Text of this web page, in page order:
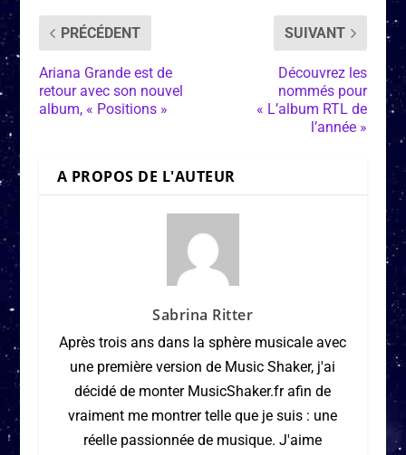
PRÉCÉDENT
Ariana Grande est de
retour avec son nouvel
album, « Positions »
SUIVANT
Découvrez les
nommés pour
« L’album RTL de
l’année »
A PROPOS DE L'AUTEUR
Sabrina Ritter
Après trois ans dans la sphère musicale avec
une première version de Music Shaker, j'ai
décidé de monter MusicShaker.fr afin de
vraiment me montrer telle que je suis : une
réelle passionnée de musique. J'aime